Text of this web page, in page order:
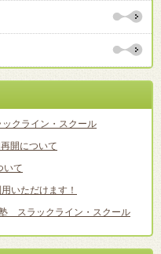
クライン・スクール
開について
いて
いただけます！
スラックライン・スクール